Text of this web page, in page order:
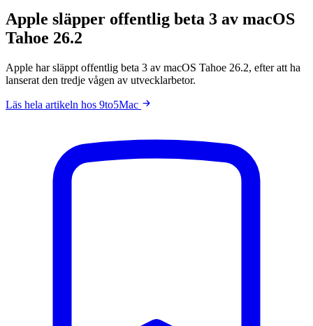
Apple släpper offentlig beta 3 av macOS
Tahoe 26.2
Apple har släppt offentlig beta 3 av macOS Tahoe 26.2, efter att ha
lanserat den tredje vågen av utvecklarbetor.
Läs hela artikeln hos 9to5Mac